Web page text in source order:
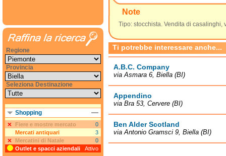
Note
Tipo: stocchista. Vendita di casalinghi,
Ti potrebbe interessare anche...
A.B.C. Company
via Asmara 6, Biella (BI)
Appendino
via Bra 53, Cervere (BI)
Ben Alder Scotland
via Antonio Gramsci 9, Biella (BI)
Regione
Provincia
Seleziona Destinazione
Shopping
Fiere e mostre mercato
0
Mercati antiquari
3
Mercatini di Natale
0
Outlet e spacci aziendali
Attivo